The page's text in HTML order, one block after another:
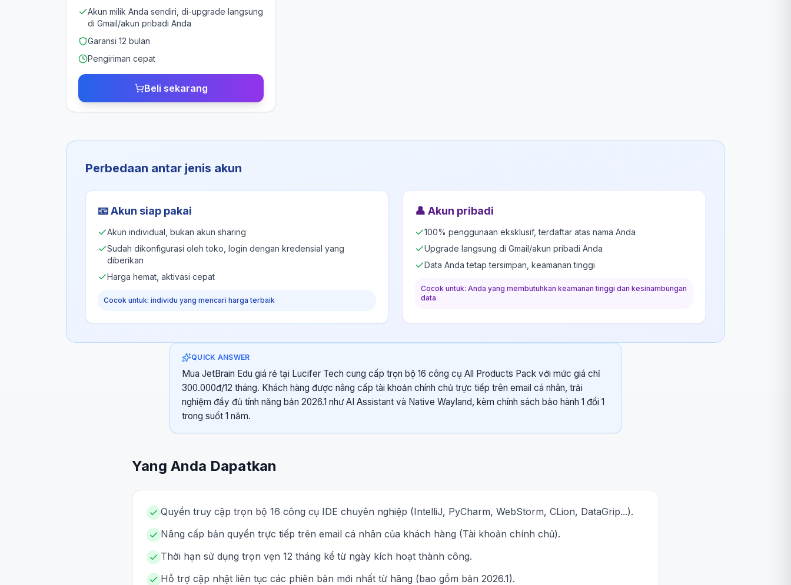
Akun milik Anda sendiri, di-upgrade langsung
di Gmail/akun pribadi Anda
Garansi 12 bulan
Pengiriman cepat
Beli sekarang
Perbedaan antar jenis akun
📧Akun siap pakai
Akun individual, bukan akun sharing
Sudah dikonfigurasi oleh toko, login dengan kredensial yang
diberikan
Harga hemat, aktivasi cepat
Cocok untuk: individu yang mencari harga terbaik
👤 Akun pribadi
100% penggunaan eksklusif, terdaftar atas nama Anda
Upgrade langsung di Gmail/akun pribadi Anda
Data Anda tetap tersimpan, keamanan tinggi
Cocok untuk: Anda yang membutuhkan keamanan tinggi dan kesinambungan
data
QUICK ANSWER
Mua JetBrain Edu giá rẻ tại Lucifer Tech cung cấp trọn bộ 16 công cụ All Products Pack với mức giá chỉ
300.000đ/12 tháng. Khách hàng được nâng cấp tài khoản chính chủ trực tiếp trên email cá nhân, trải
nghiệm đầy đủ tính năng bản 2026.1 như AI Assistant và Native Wayland, kèm chính sách bảo hành 1 đổi 1
trong suốt 1 năm.
Yang Anda Dapatkan
Quyền truy cập trọn bộ 16 công cụ IDE chuyên nghiệp (IntelliJ, PyCharm, WebStorm, CLion, DataGrip...).
Nâng cấp bản quyền trực tiếp trên email cá nhân của khách hàng (Tài khoản chính chủ).
Thời hạn sử dụng trọn vẹn 12 tháng kể từ ngày kích hoạt thành công.
Hỗ trợ cập nhật liên tục các phiên bản mới nhất từ hãng (bao gồm bản 2026.1).